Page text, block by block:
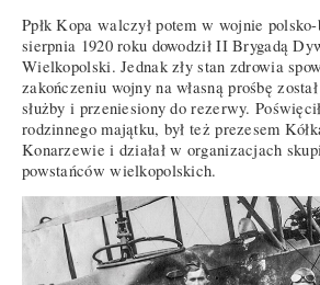
Ppłk Kopa walczył potem w wojnie
sierpnia 1920 roku dowodził II Brygadą
Wielkopolski. Jednak zły stan zdrowia
zakończeniu wojny na własną prośbę
służby i przeniesiony do rezerwy.
rodzinnego majątku, był też prezesem
Konarzewie i działał w organizacjach
powstańców wielkopolskich.